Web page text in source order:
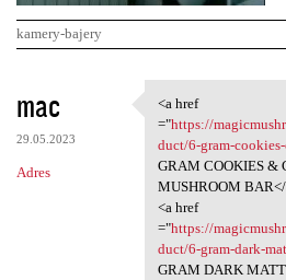
kamery-bajery
K
o
m
e
mac
29.05.2023
Adres
<a href ="https:/
<a href
="https://
duct/6-gram-cookies-
GRAM COOKIES &
MUSHROOM
<a href
="https://
duct/6-gram-dark-
GRAM DARK